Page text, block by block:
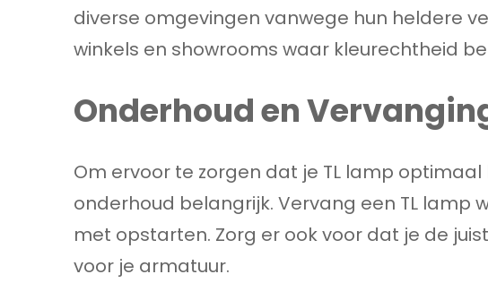
diverse omgevingen vanwege hun heldere
winkels en showrooms waar kleurechtheid
Onderhoud en
Om ervoor te zorgen dat je TL lamp
onderhoud belangrijk. Vervang een TL lamp
met opstarten. Zorg er ook voor dat je de
voor je armatuur.